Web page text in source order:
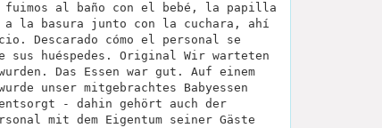
fuimos al baño con el bebé, la papilla
a la basura junto con la cuchara, ahí
Descarado cómo el personal se
sus huéspedes. Original Wir warteten
Das Essen war gut. Auf einem
unser mitgebrachtes Babyessen
- dahin gehört auch der
mit dem Eigentum seiner Gäste